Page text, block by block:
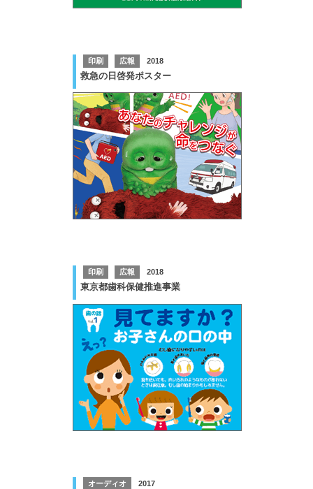
印刷 広報 2018
救急の日啓発ポスター
印刷 広報 2018
東京都歯科保健推進事業
オーディオ 2017